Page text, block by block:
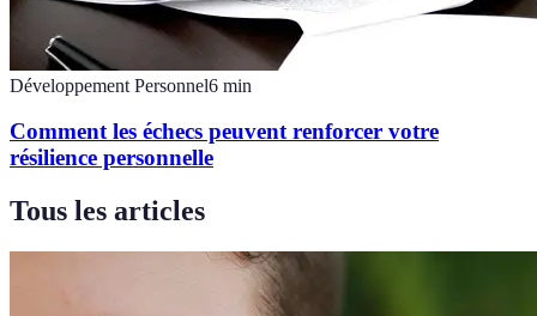
Développement Personnel6 min
Comment les échecs peuvent renforcer votre
résilience personnelle
Tous les articles